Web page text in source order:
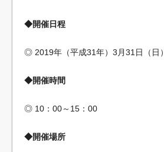
◆開催日程
◎ 2019年（平成31年）3月31日（日）
◆開催時間
◎ 10：00～15：00
◆開催場所